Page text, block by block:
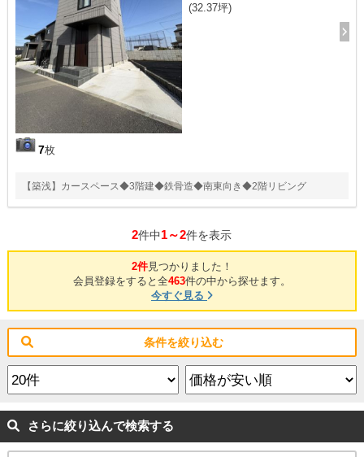
7枚
(32.37坪)
【築浅】カースペース◆3階建◆鉄骨造◆南東向き◆2階リビング
2件中1～2件を表示
2件見つかりました！
会員登録をすると全463件の中から探せます。
今すぐ見る
条件を絞り込む
さらに絞り込んで検索する